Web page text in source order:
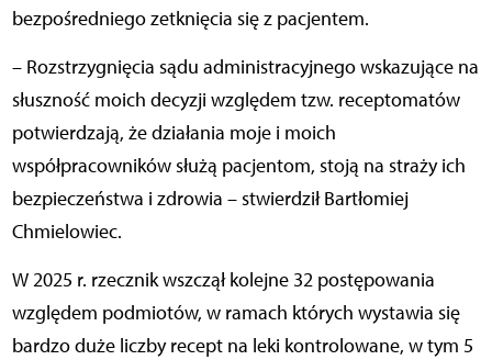
bezpośredniego zetknięcia się z pacjentem.
– Rozstrzygnięcia sądu administracyjnego wskazujące na
słuszność moich decyzji względem tzw. receptomatów
potwierdzają, że działania moje i moich
współpracowników służą pacjentom, stoją na straży ich
bezpieczeństwa i zdrowia – stwierdził Bartłomiej
Chmielowiec.
W 2025 r. rzecznik wszczął kolejne 32 postępowania
względem podmiotów, w ramach których wystawia się
bardzo duże liczby recept na leki kontrolowane, w tym 5